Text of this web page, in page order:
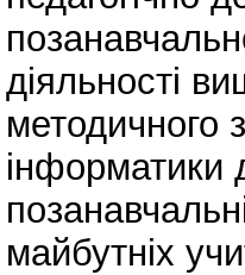
діяльності
методичного
інформатики
майбутніх